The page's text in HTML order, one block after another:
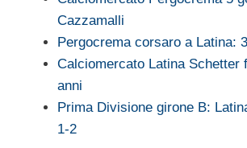
Cazzamalli
Pergocrema corsaro a Latina:
Calciomercato Latina Schetter
anni
Prima Divisione girone B:
1-2